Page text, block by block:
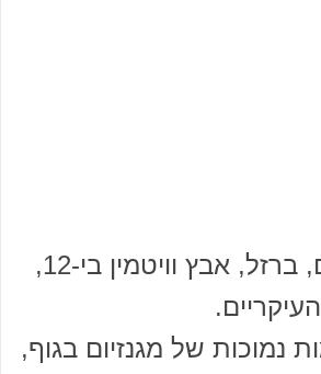
מגנזיום, סלניום, ברזל, אבץ וויטמין בי-12,
נמוכות של מגנזיום בגוף,